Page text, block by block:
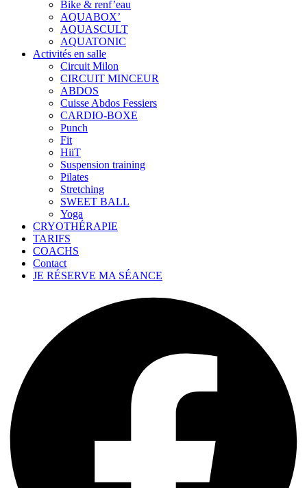
Bike & renf’eau
AQUABOX’
AQUASCULT
AQUATONIC
Activités en salle
Circuit Milon
CIRCUIT MINCEUR
ABDOS
Cuisse Abdos Fessiers
CARDIO-BOXE
Punch
Fit
HiiT
Suspension training
Pilates
Stretching
SWEET BALL
Yoga
CRYOTHÉRAPIE
TARIFS
COACHS
Contact
JE RÉSERVE MA SÉANCE